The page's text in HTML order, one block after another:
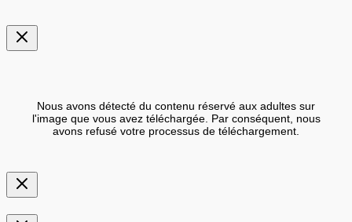
Nous avons détecté du contenu réservé aux adultes sur
l'image que vous avez téléchargée. Par conséquent, nous
avons refusé votre processus de téléchargement.